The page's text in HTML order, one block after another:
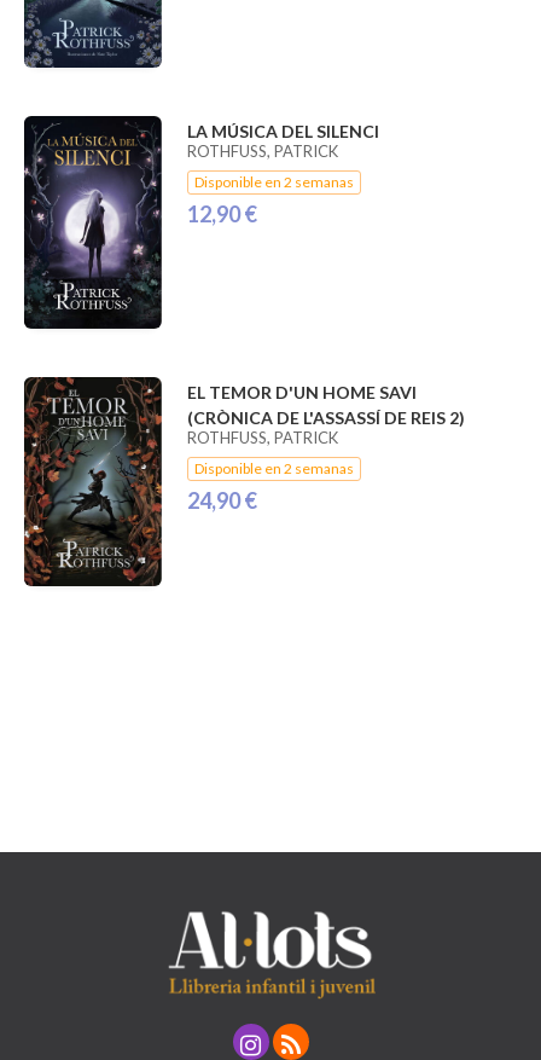
LA MÚSICA DEL SILENCI
ROTHFUSS, PATRICK
Disponible en 2 semanas
12,90 €
EL TEMOR D'UN HOME SAVI
(CRÒNICA DE L'ASSASSÍ DE REIS 2)
ROTHFUSS, PATRICK
Disponible en 2 semanas
24,90 €